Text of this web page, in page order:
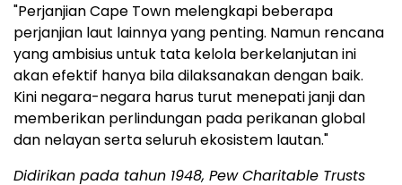
"Perjanjian Cape Town melengkapi beberapa
perjanjian laut lainnya yang penting. Namun rencana
yang ambisius untuk tata kelola berkelanjutan ini
akan efektif hanya bila dilaksanakan dengan baik.
Kini negara-negara harus turut menepati janji dan
memberikan perlindungan pada perikanan global
dan nelayan serta seluruh ekosistem lautan."
Didirikan pada tahun 1948, Pew Charitable Trusts